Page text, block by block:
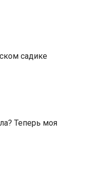
садике
Теперь моя